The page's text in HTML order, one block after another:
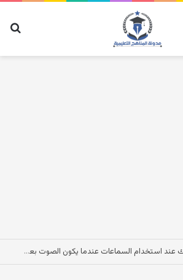
طريقة توضيح المايك عند استخدام السماعات عندما يكون الصوت بعيد وقت المكالمات